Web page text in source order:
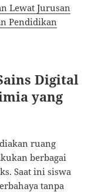
Lewat Jurusan
Pendidikan
Digital
yang
ruang
berbagai
Saat ini siswa
tanpa